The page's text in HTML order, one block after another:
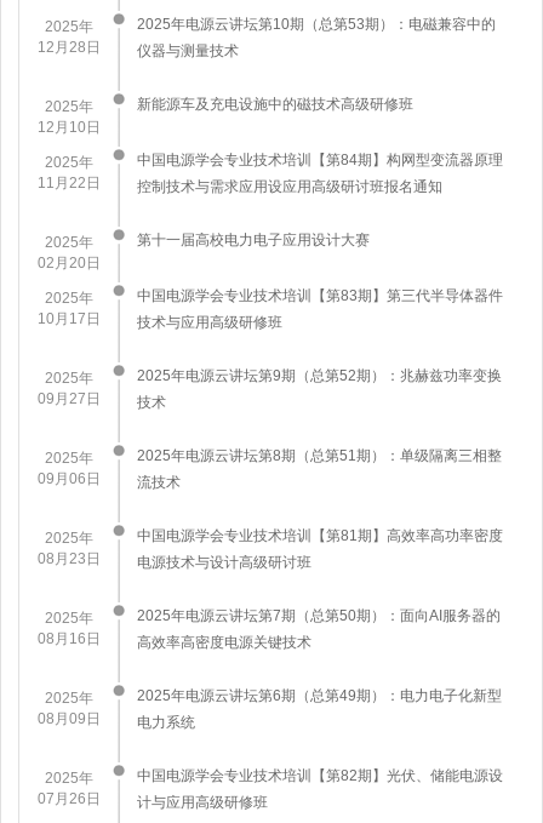
2025年
12月28日
2025年电源云讲坛第10期（总第53期）：电磁兼容中的
仪器与测量技术
2025年
12月10日
新能源车及充电设施中的磁技术高级研修班
2025年
11月22日
中国电源学会专业技术培训【第84期】构网型变流器原理
控制技术与需求应用设应用高级研讨班报名通知
2025年
02月20日
第十一届高校电力电子应用设计大赛
2025年
10月17日
中国电源学会专业技术培训【第83期】第三代半导体器件
技术与应用高级研修班
2025年
09月27日
2025年电源云讲坛第9期（总第52期）：兆赫兹功率变换
技术
2025年
09月06日
2025年电源云讲坛第8期（总第51期）：单级隔离三相整
流技术
2025年
08月23日
中国电源学会专业技术培训【第81期】高效率高功率密度
电源技术与设计高级研讨班
2025年
08月16日
​2025年电源云讲坛第7期（总第50期）：面向AI服务器的
高效率高密度电源关键技术
2025年
08月09日
2025年电源云讲坛第6期（总第49期）：电力电子化新型
电力系统
2025年
07月26日
中国电源学会专业技术培训【第82期】光伏、储能电源设
计与应用高级研修班